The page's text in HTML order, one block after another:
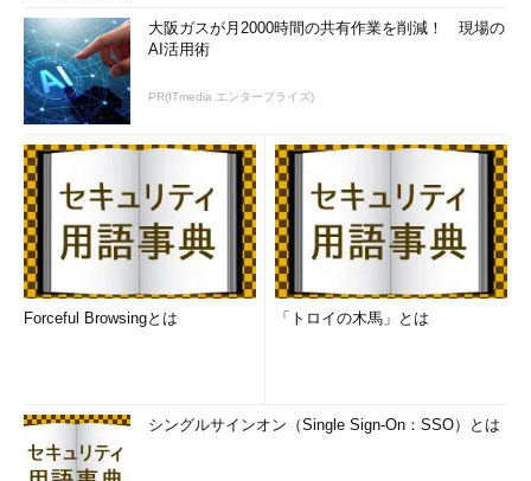
いけません。
計画停止への対応も考慮すべきです。システムの計画停止中に
は稼働監視を停止して、無用なエラーが生じないような考慮が求
められます。
監視間隔の考慮も重要です。監視を頻繁に行うとトラフィック
量が増えて業務利用へ影響を与えることも考えられます。監視の
きめ細かさと負荷のトレードオフがあることを念頭に置き、最適
な監視間隔を決定します。
障害監視：ハードウェア・エラー、ソフトウェア・エラーを
チェックし、機器の正常な稼働を監視します。一般的なネットワ
ーク機器の障害監視には、SNMPとsyslogが広く用いられていま
大阪ガスが月2000時間の共有作業を削減！ 現場の
AI活用術
PR(ITmedia エンタープライズ)
Forceful Browsingとは 「トロイの木馬」とは
シングルサインオン（Single Sign-On：SSO）とは